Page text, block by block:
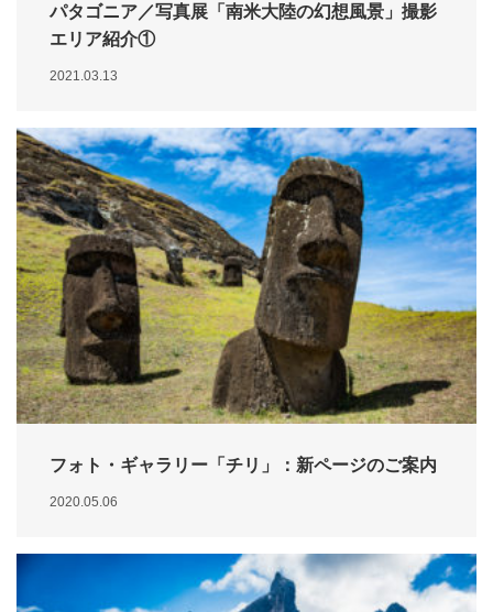
パタゴニア／写真展「南米大陸の幻想風景」撮影
エリア紹介①
2021.03.13
フォト・ギャラリー「チリ」：新ページのご案内
2020.05.06